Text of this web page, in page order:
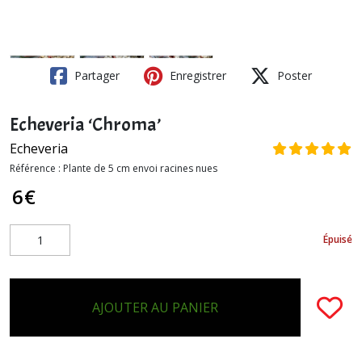
Partager Enregistrer Poster
Echeveria ‘Chroma’
Echeveria
Référence : Plante de 5 cm envoi racines nues
6€
Épuisé
AJOUTER AU PANIER